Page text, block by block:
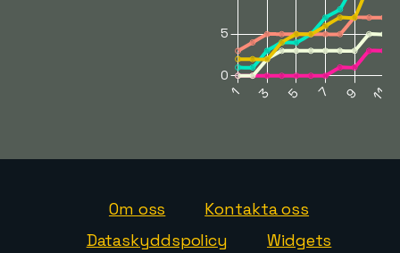
Om oss
Kontakta oss
Dataskyddspolicy
Widgets